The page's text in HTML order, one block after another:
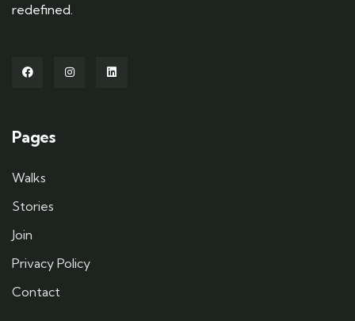
redefined.
Pages
Walks
Stories
Join
Privacy Policy
Contact